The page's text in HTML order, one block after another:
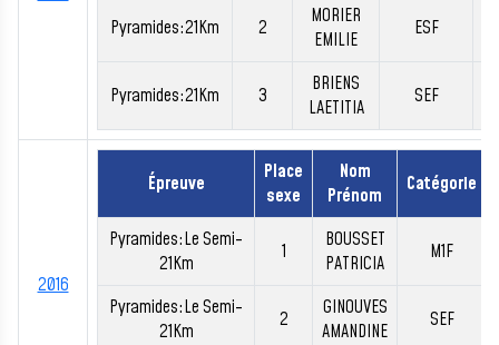
Pyramides:21Km 2
MORIER
EMILIE
ESF
Pyramides:21Km 3
BRIENS
LAETITIA
SEF
2016
Épreuve
Place
sexe
Nom
Prénom
Catégorie
Pyramides:Le Semi-
21Km
1
BOUSSET
PATRICIA
M1F
Pyramides:Le Semi-
21Km
2
GINOUVES
AMANDINE
SEF